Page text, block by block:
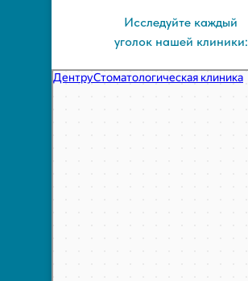
Исследуйте каждый
уголок нашей клиники:
Дентру
Стоматологическая клиника в Первоуральске